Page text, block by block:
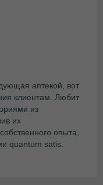
аптекой, вот
клиентам. Любит
из
их
опыта,
quantum satis.